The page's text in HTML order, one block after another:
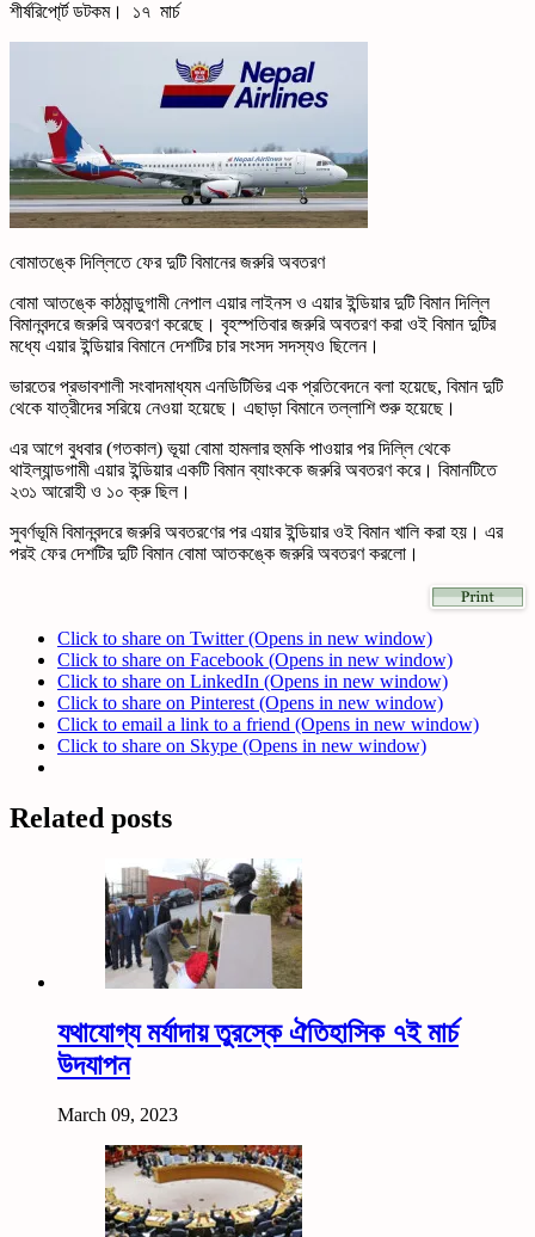
শীর্ষরিপো্র্ট ডটকম। ১৭ মার্চ
বোমাতঙ্কে দিল্লিতে ফের দুটি বিমানের জরুরি অবতরণ
বোমা আতঙ্কে কাঠমান্ডুগামী নেপাল এয়ার লাইনস ও এয়ার ইন্ডিয়ার দুটি বিমান দিল্লি
বিমানবন্দরে জরুরি অবতরণ করেছে। বৃহস্পতিবার জরুরি অবতরণ করা ওই বিমান দুটির
মধ্যে এয়ার ইন্ডিয়ার বিমানে দেশটির চার সংসদ সদস্যও ছিলেন।
ভারতের প্রভাবশালী সংবাদমাধ্যম এনডিটিভির এক প্রতিবেদনে বলা হয়েছে, বিমান দুটি
থেকে যাত্রীদের সরিয়ে নেওয়া হয়েছে। এছাড়া বিমানে তল্লাশি শুরু হয়েছে।
এর আগে বুধবার (গতকাল) ভূয়া বোমা হামলার হুমকি পাওয়ার পর দিল্লি থেকে
থাইল্যান্ডগামী এয়ার ইন্ডিয়ার একটি বিমান ব্যাংককে জরুরি অবতরণ করে। বিমানটিতে
২৩১ আরোহী ও ১০ ক্রু ছিল।
সুবর্ণভূমি বিমানবন্দরে জরুরি অবতরণের পর এয়ার ইন্ডিয়ার ওই বিমান খালি করা হয়। এর
পরই ফের দেশটির দুটি বিমান বোমা আতকঙ্কে জরুরি অবতরণ করলো।
Click to share on Twitter (Opens in new window)
Click to share on Facebook (Opens in new window)
Click to share on LinkedIn (Opens in new window)
Click to share on Pinterest (Opens in new window)
Click to email a link to a friend (Opens in new window)
Click to share on Skype (Opens in new window)
Related posts
যথাযোগ্য মর্যাদায় তুরস্কে ঐতিহাসিক ৭ই মার্চ
উদযাপন
March 09, 2023